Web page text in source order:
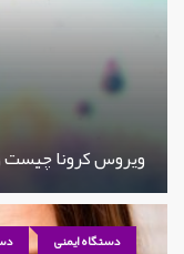
ویروس کرونا چیست
دستگاه ایمنی